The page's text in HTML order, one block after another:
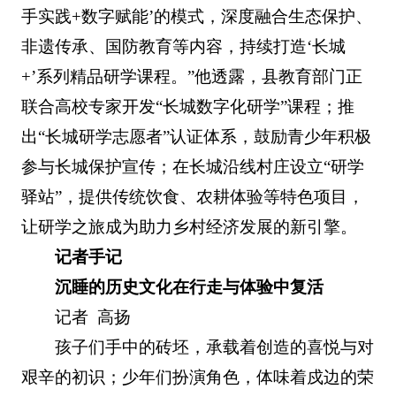
手实践+数字赋能’的模式，深度融合生态保护、
非遗传承、国防教育等内容，持续打造‘长城
+’系列精品研学课程。”他透露，县教育部门正
联合高校专家开发“长城数字化研学”课程；推
出“长城研学志愿者”认证体系，鼓励青少年积极
参与长城保护宣传；在长城沿线村庄设立“研学
驿站”，提供传统饮食、农耕体验等特色项目，
让研学之旅成为助力乡村经济发展的新引擎。
记者手记
沉睡的历史文化在行走与体验中复活
记者 高扬
孩子们手中的砖坯，承载着创造的喜悦与对
艰辛的初识；少年们扮演角色，体味着戍边的荣